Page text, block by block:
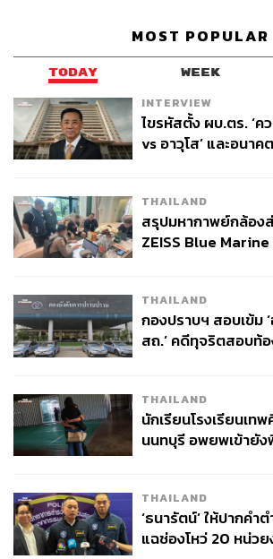
MOST POPULAR
TODAY WEEK
INTERVIEW
ไขรหัสตั้ง ผบ.ตร. ‘ค
vs อาวุโส’ และอนา
THAILAND
สรุปมหากาพย์กล้อง
ZEISS Blue
จ่ายหนี้-แอบระบุแบรน
THAILAND
กองปราบฯ สอบเข้ม
สถ.’ คดีทุจริตสอบท้
THAILAND
นักเรียนโรงเรียนเท
นนทบุรี อพยพเข้ายั
THAILAND
‘ธนารัตน์’ ให้ปากคำ
แฉช่องโหว่ 20 หน่ว